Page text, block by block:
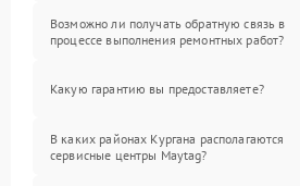
Возможно ли получать обратную связь в
процессе выполнения ремонтных работ?
Какую гарантию вы предоставляете?
В каких районах Кургана располагаются
сервисные центры Maytag?